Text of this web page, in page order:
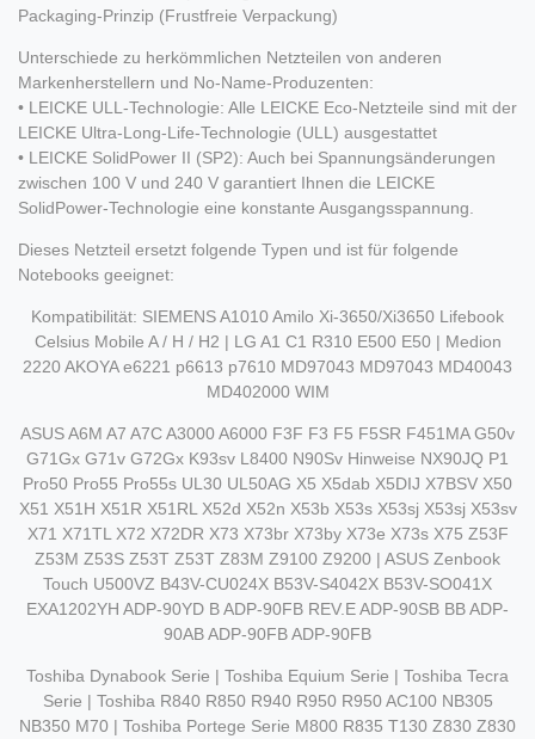
Packaging-Prinzip (Frustfreie Verpackung)
Unterschiede zu herkömmlichen Netzteilen von anderen
Markenherstellern und No-Name-Produzenten:
• LEICKE ULL-Technologie: Alle LEICKE Eco-Netzteile sind mit der
LEICKE Ultra-Long-Life-Technologie (ULL) ausgestattet
• LEICKE SolidPower II (SP2): Auch bei Spannungsänderungen
zwischen 100 V und 240 V garantiert Ihnen die LEICKE
SolidPower-Technologie eine konstante Ausgangsspannung.
Dieses Netzteil ersetzt folgende Typen und ist für folgende
Notebooks geeignet:
Kompatibilität: SIEMENS A1010 Amilo Xi-3650/Xi3650 Lifebook
Celsius Mobile A / H / H2 | LG A1 C1 R310 E500 E50 | Medion
2220 AKOYA e6221 p6613 p7610 MD97043 MD97043 MD40043
MD402000 WIM
ASUS A6M A7 A7C A3000 A6000 F3F F3 F5 F5SR F451MA G50v
G71Gx G71v G72Gx K93sv L8400 N90Sv Hinweise NX90JQ P1
Pro50 Pro55 Pro55s UL30 UL50AG X5 X5dab X5DIJ X7BSV X50
X51 X51H X51R X51RL X52d X52n X53b X53s X53sj X53sj X53sv
X71 X71TL X72 X72DR X73 X73br X73by X73e X73s X75 Z53F
Z53M Z53S Z53T Z53T Z83M Z9100 Z9200 | ASUS Zenbook
Touch U500VZ B43V-CU024X B53V-S4042X B53V-SO041X
EXA1202YH ADP-90YD B ADP-90FB REV.E ADP-90SB BB ADP-
90AB ADP-90FB ADP-90FB
Toshiba Dynabook Serie | Toshiba Equium Serie | Toshiba Tecra
Serie | Toshiba R840 R850 R940 R950 R950 AC100 NB305
NB350 M70 | Toshiba Portege Serie M800 R835 T130 Z830 Z830